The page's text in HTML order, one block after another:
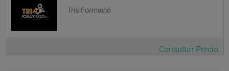
Tria Formació
Consultar Precio